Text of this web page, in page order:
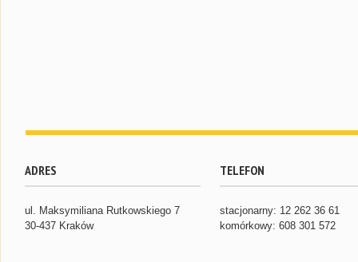
ADRES
ul. Maksymiliana Rutkowskiego 7
30-437 Kraków
TELEFON
stacjonarny: 12 262 36 61
komórkowy: 608 301 572